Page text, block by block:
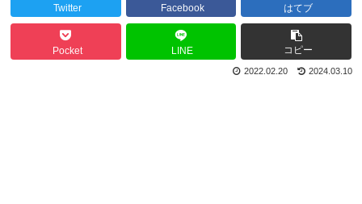
Twitter Facebook はてブ
Pocket LINE コピー
2024.03.10
2022.02.20